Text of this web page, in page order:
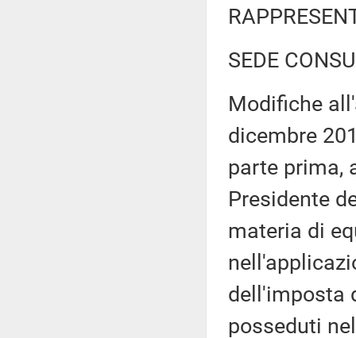
SEDE
Modifiche
dicembre
parte prima,
Presidente
materia di
dell'imposta
posseduti